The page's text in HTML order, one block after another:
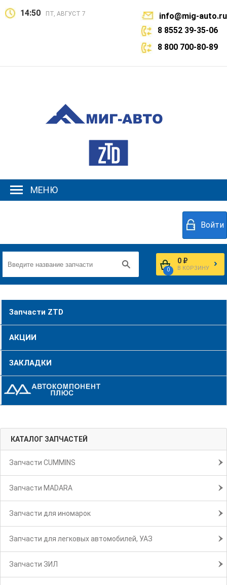
14:50 ПТ, АВГУСТ 7
info@mig-auto.ru
8 8552 39-35-06
8 800 700-80-89
МЕНЮ
Войти
0
0 ₽
В КОРЗИНУ
Запчасти ZTD
АКЦИИ
ЗАКЛАДКИ
КАТАЛОГ ЗАПЧАСТЕЙ
Запчасти CUMMINS
Запчасти MADARA
Запчасти для иномарок
Запчасти для легковых автомобилей, УАЗ
Запчасти ЗИЛ